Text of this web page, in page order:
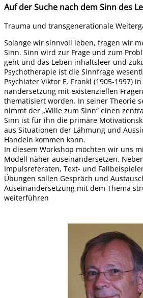
Auf der Suche nach dem Sinn des
Trauma und transgenerationale
Solange wir sinnvoll leben, fragen wir
Sinn. Sinn wird zur Frage und zum
geht und das Leben inhaltsleer und
Psychotherapie ist die Sinnfrage
Psychiater Viktor E. Frankl (1905-1997)
nandersetzung mit existenziellen
thematisiert worden. In seiner Theorie
nimmt der „Wille zum Sinn“ einen
Sinn ist für ihn die primäre
aus Situationen der Lähmung und
Handeln kommen kann.
In diesem Workshop möchten wir uns
Modell näher auseinandersetzen.
Impulsreferaten, Text- und
Übungen sollen Gespräch und
Auseinandersetzung mit dem Thema
weiterführen